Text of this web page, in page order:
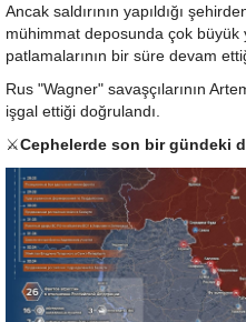
Ancak saldırının yapıldığı
mühimmat deposunda çok büyük
patlamalarının bir süre devam
Rus "Wagner" savaşçılarının
işgal ettiği doğrulandı.
⚔️Cephelerde son bir gündeki